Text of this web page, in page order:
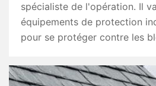
spécialiste de l'opération. Il
équipements de protection
pour se protéger contre les